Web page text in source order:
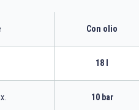
Con olio
18 l
10 bar